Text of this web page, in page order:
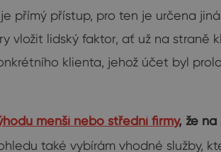
přímý přístup, pro ten je určena
vložit lidský faktor, ať už na
klienta, jehož účet byl
menší nebo střední firmy, že na
také vybírám vhodné služby,